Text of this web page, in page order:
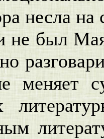
несла на
не был
меняет